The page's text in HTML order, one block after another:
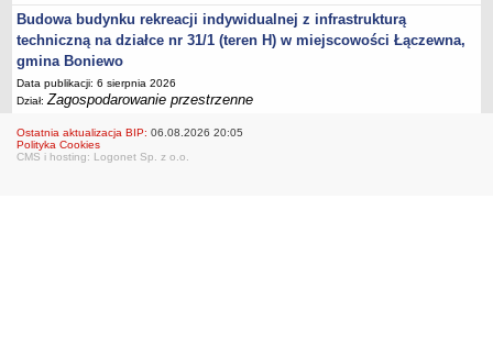
Budowa budynku rekreacji indywidualnej z infrastrukturą
techniczną na działce nr 31/1 (teren H) w miejscowości Łączewna,
gmina Boniewo
Data publikacji: 6 sierpnia 2026
Dział:Zagospodarowanie przestrzenne
Ostatnia aktualizacja BIP: 06.08.2026 20:05
Polityka Cookies
CMS i hosting: Logonet Sp. z o.o.